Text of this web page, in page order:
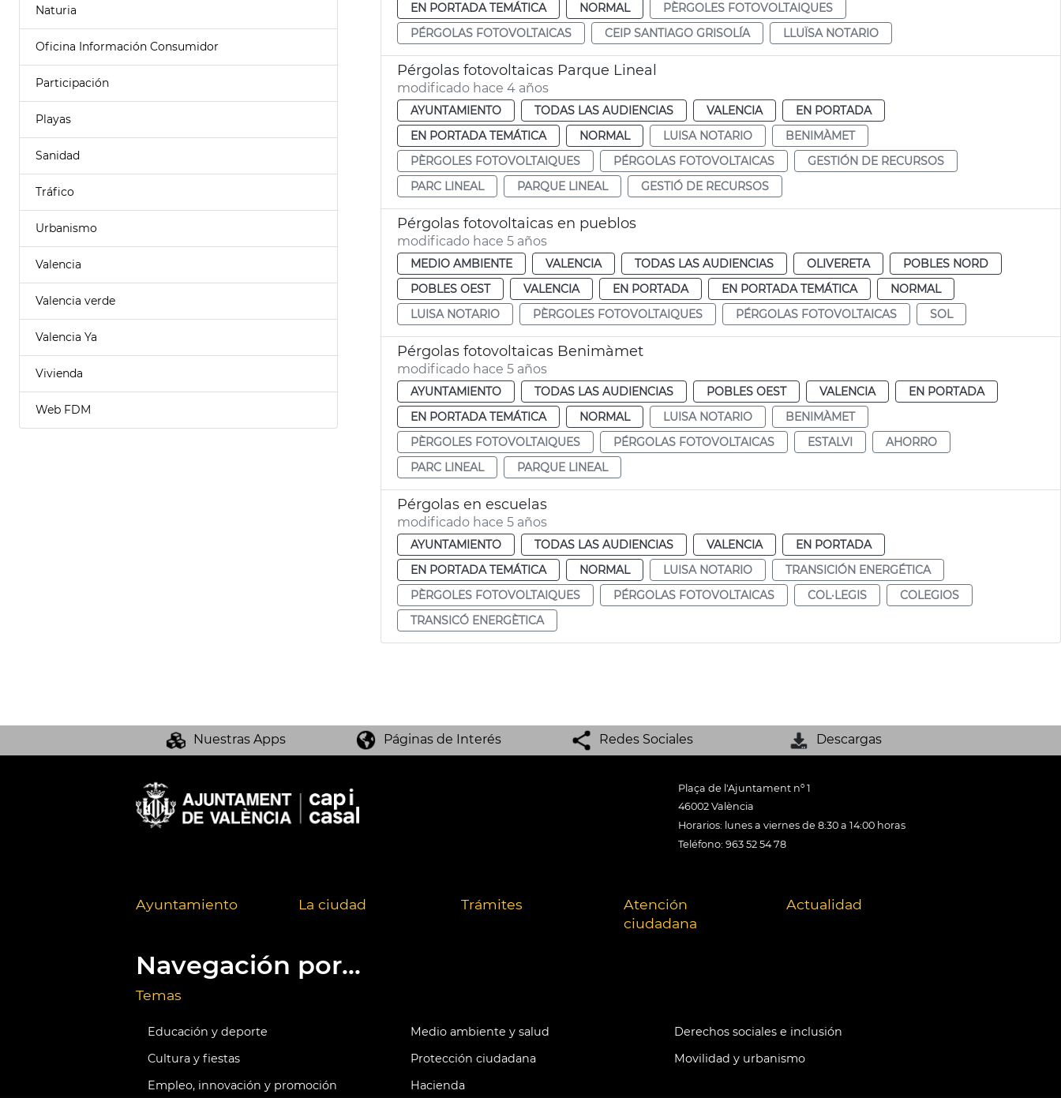
Naturia
Oficina Información Consumidor
Participación
Playas
Sanidad
Tráfico
Urbanismo
Valencia
Valencia verde
Valencia Ya
Vivienda
Web FDM
EN PORTADA TEMÁTICA
NORMAL
PÈRGOLES FOTOVOLTAIQUES
PÉRGOLAS FOTOVOLTAICAS
CEIP SANTIAGO GRISOLÍA LLUÏSA NOTARIO
Pérgolas fotovoltaicas Parque Lineal
modificado hace 4 años
AYUNTAMIENTO TODAS LAS AUDIENCIAS VALENCIA
EN PORTADA
EN PORTADA TEMÁTICA
NORMAL LUISA NOTARIO
BENIMÀMET
PÈRGOLES FOTOVOLTAIQUES
PÉRGOLAS FOTOVOLTAICAS
GESTIÓN DE RECURSOS
PARC LINEAL
PARQUE LINEAL GESTIÓ DE RECURSOS
Pérgolas fotovoltaicas en pueblos
modificado hace 5 años
MEDIO AMBIENTE VALENCIA TODAS LAS AUDIENCIAS OLIVERETA
POBLES NORD
POBLES OEST
VALENCIA EN PORTADA EN PORTADA TEMÁTICA
NORMAL
LUISA NOTARIO
PÈRGOLES FOTOVOLTAIQUES PÉRGOLAS FOTOVOLTAICAS SOL
Pérgolas fotovoltaicas Benimàmet
modificado hace 5 años
AYUNTAMIENTO TODAS LAS AUDIENCIAS POBLES OEST VALENCIA
EN PORTADA
EN PORTADA TEMÁTICA
NORMAL LUISA NOTARIO
BENIMÀMET
PÈRGOLES FOTOVOLTAIQUES
PÉRGOLAS FOTOVOLTAICAS ESTALVI
AHORRO
PARC LINEAL
PARQUE LINEAL
Pérgolas en escuelas
modificado hace 5 años
AYUNTAMIENTO TODAS LAS AUDIENCIAS VALENCIA
EN PORTADA
EN PORTADA TEMÁTICA
NORMAL LUISA NOTARIO
TRANSICIÓN ENERGÉTICA
PÈRGOLES FOTOVOLTAIQUES
PÉRGOLAS FOTOVOLTAICAS COL·LEGIS
COLEGIOS
TRANSICÓ ENERGÈTICA
Nuestras Apps Páginas de Interés Redes Sociales Descargas
Plaça de l'Ajuntament nº 1
46002 València
Horarios: lunes a viernes de 8:30 a 14:00 horas
Teléfono: 963 52 54 78
Ayuntamiento La ciudad Trámites
Atención
ciudadana
Actualidad
Navegación por...
Temas
Educación y deporte Medio ambiente y salud
Derechos sociales e inclusión
Cultura y fiestas
Protección ciudadana
Movilidad y urbanismo
Empleo, innovación y promoción
Hacienda